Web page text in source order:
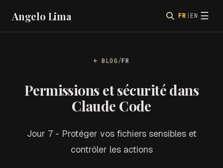
Angelo Lima FR EN ☰
← BLOG/FR
Permissions et sécurité dans
Claude Code
Jour 7 - Protéger vos fichiers sensibles et
contrôler les actions